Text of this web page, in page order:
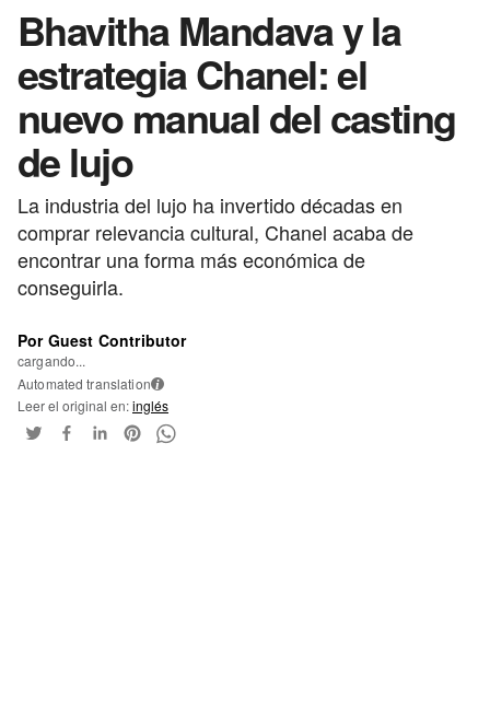
Bhavitha Mandava y la
estrategia Chanel: el
nuevo manual del casting
de lujo
La industria del lujo ha invertido décadas en
comprar relevancia cultural, Chanel acaba de
encontrar una forma más económica de
conseguirla.
Por Guest Contributor
cargando...
Automated translation i
Leer el original en:inglés